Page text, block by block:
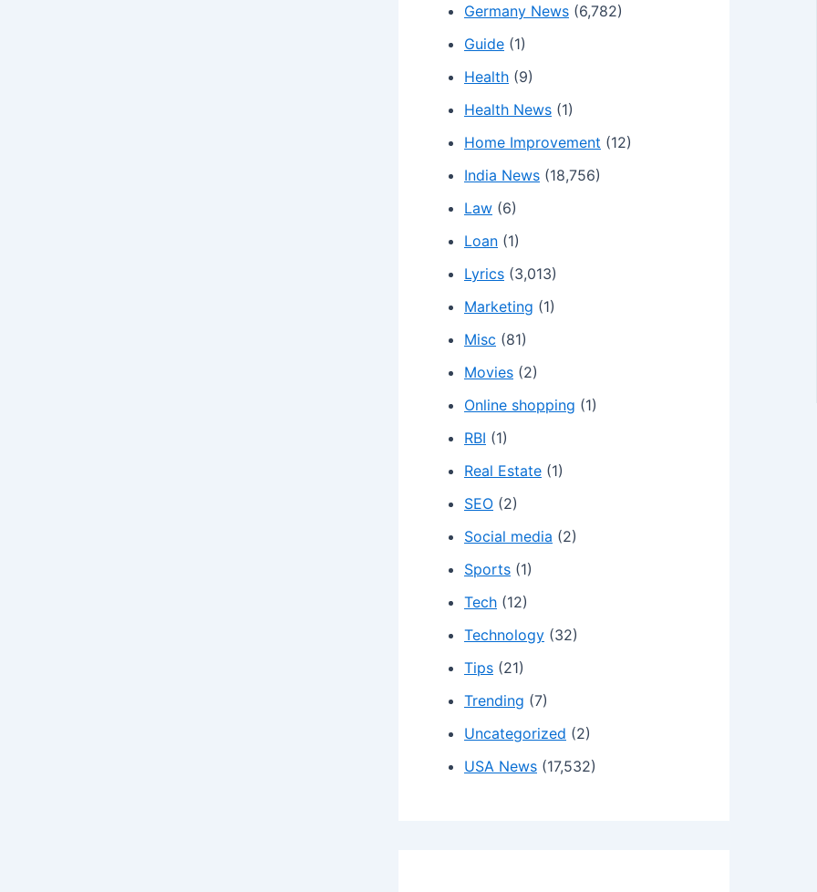
Germany News (6,782)
Guide (1)
Health (9)
Health News (1)
Home Improvement (12)
India News (18,756)
Law (6)
Loan (1)
Lyrics (3,013)
Marketing (1)
Misc (81)
Movies (2)
Online shopping (1)
RBI (1)
Real Estate (1)
SEO (2)
Social media (2)
Sports (1)
Tech (12)
Technology (32)
Tips (21)
Trending (7)
Uncategorized (2)
USA News (17,532)